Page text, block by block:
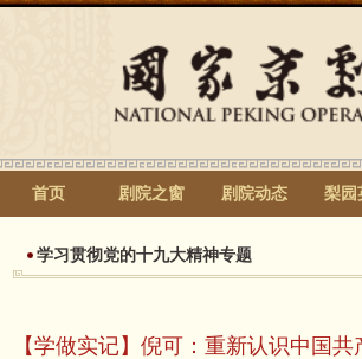
首页 剧院之窗 剧院动态 梨园
学习贯彻党的十九大精神专题
【学做实记】倪可：重新认识中国